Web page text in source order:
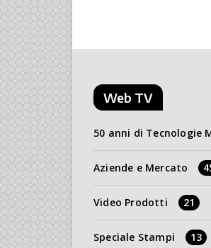
Web TV
50 anni di Tecnologie
Aziende e Mercato
Video Prodotti 21
Speciale Stampi 13